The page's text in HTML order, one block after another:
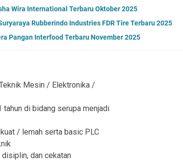
Wira International Terbaru Oktober 2025
Rubberindo Industries FDR Tire Terbaru 2025
Pangan Interfood Terbaru November 2025
Mesin / Elektronika /
tahun di bidang serupa menjadi
/ lemah serta basic PLC
dan cekatan